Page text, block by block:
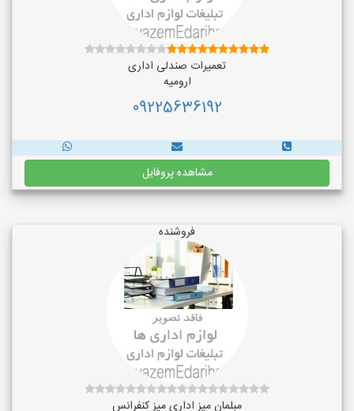
تعمیرات صندلی اداری
ارومیه
09225636192
مشاهده پروفایل
فروشنده
مبلمان میز اداری میز کنفرانس